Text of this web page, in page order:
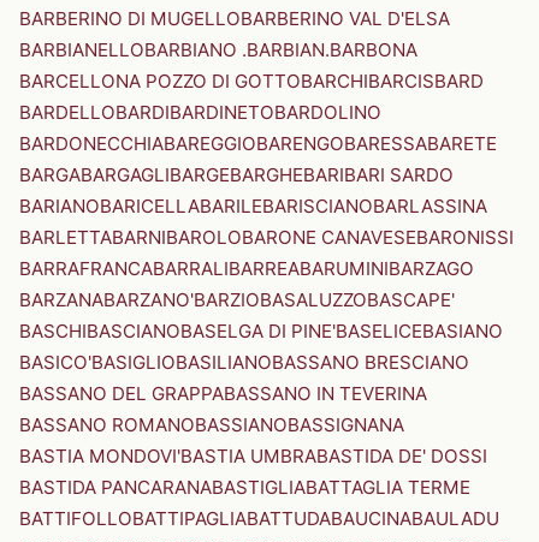
BARBERINO DI MUGELLOBARBERINO VAL D'ELSA
BARBIANELLOBARBIANO .BARBIAN.BARBONA
BARCELLONA POZZO DI GOTTOBARCHIBARCISBARD
BARDELLOBARDIBARDINETOBARDOLINO
BARDONECCHIABAREGGIOBARENGOBARESSABARETE
BARGABARGAGLIBARGEBARGHEBARIBARI SARDO
BARIANOBARICELLABARILEBARISCIANOBARLASSINA
BARLETTABARNIBAROLOBARONE CANAVESEBARONISSI
BARRAFRANCABARRALIBARREABARUMINIBARZAGO
BARZANABARZANO'BARZIOBASALUZZOBASCAPE'
BASCHIBASCIANOBASELGA DI PINE'BASELICEBASIANO
BASICO'BASIGLIOBASILIANOBASSANO BRESCIANO
BASSANO DEL GRAPPABASSANO IN TEVERINA
BASSANO ROMANOBASSIANOBASSIGNANA
BASTIA MONDOVI'BASTIA UMBRABASTIDA DE' DOSSI
BASTIDA PANCARANABASTIGLIABATTAGLIA TERME
BATTIFOLLOBATTIPAGLIABATTUDABAUCINABAULADU